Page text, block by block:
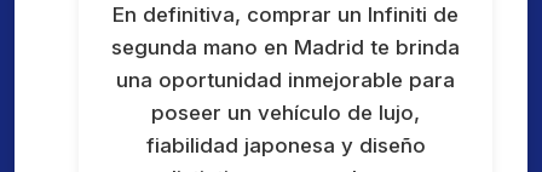
En definitiva, comprar un Infiniti de
segunda mano en Madrid te brinda
una oportunidad inmejorable para
poseer un vehículo de lujo,
fiabilidad japonesa y diseño